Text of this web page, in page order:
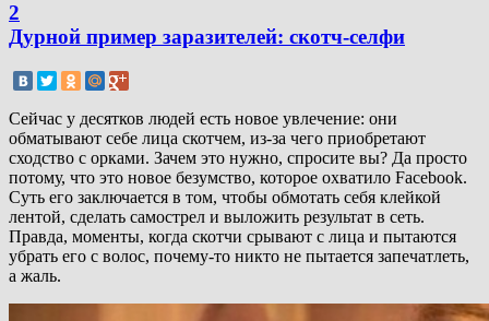
2
Дурной пример заразителей: скотч-селфи
Сейчас у десятков людей есть новое увлечение: они
обматывают себе лица скотчем, из-за чего приобретают
сходство с орками. Зачем это нужно, спросите вы? Да просто
потому, что это новое безумство, которое охватило Facebook.
Суть его заключается в том, чтобы обмотать себя клейкой
лентой, сделать самострел и выложить результат в сеть.
Правда, моменты, когда скотчи срывают с лица и пытаются
убрать его с волос, почему-то никто не пытается запечатлеть,
а жаль.